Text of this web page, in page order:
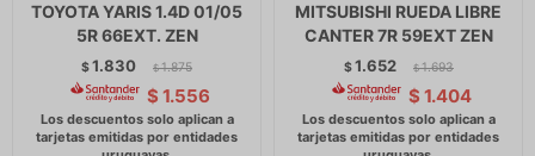
TOYOTA YARIS 1.4D 01/05
5R 66EXT. ZEN
$1.830 $ 1.875
$ 1.556
MITSUBISHI RUEDA LIBRE
CANTER 7R 59EXT ZEN
$1.652 $ 1.693
$ 1.404